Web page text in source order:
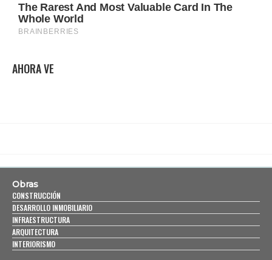
AHORA VE
Obras
CONSTRUCCIÓN
DESARROLLO INMOBILIARIO
INFRAESTRUCTURA
ARQUITECTURA
INTERIORISMO